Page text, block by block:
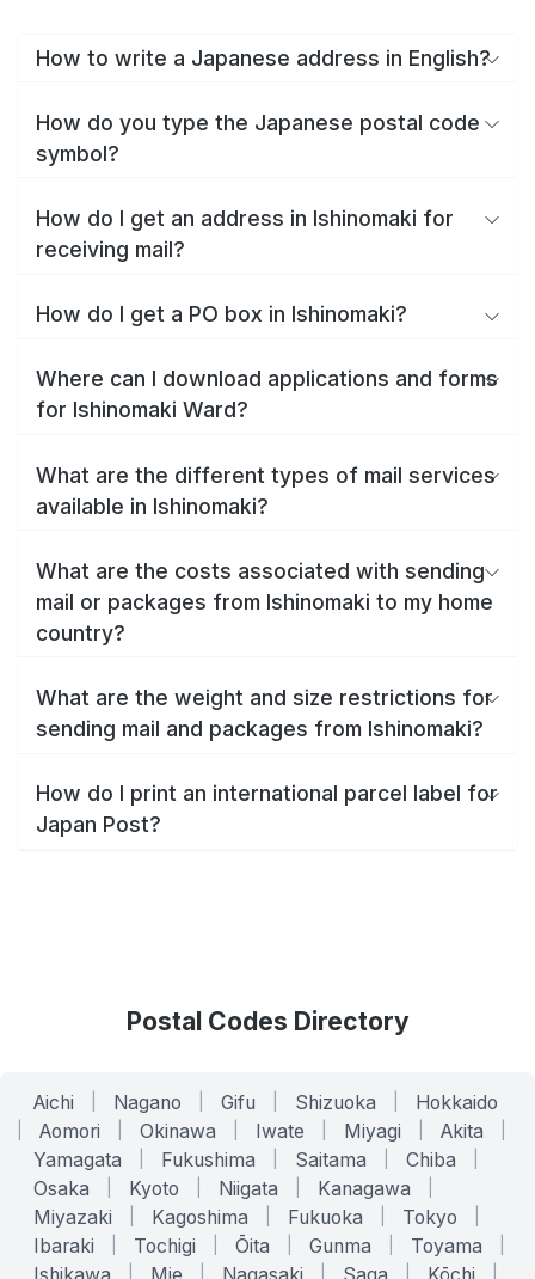
How to write a Japanese address in English?
How do you type the Japanese postal code
symbol?
How do I get an address in Ishinomaki for
receiving mail?
How do I get a PO box in Ishinomaki?
Where can I download applications and forms
for Ishinomaki Ward?
What are the different types of mail services
available in Ishinomaki?
What are the costs associated with sending
mail or packages from Ishinomaki to my home
country?
What are the weight and size restrictions for
sending mail and packages from Ishinomaki?
How do I print an international parcel label for
Japan Post?
Postal Codes Directory
Aichi Nagano Gifu Shizuoka Hokkaido
Aomori Okinawa Iwate Miyagi Akita
Yamagata Fukushima Saitama Chiba
Osaka Kyoto Niigata Kanagawa
Miyazaki Kagoshima Fukuoka Tokyo
Ibaraki Tochigi Ōita Gunma Toyama
Ishikawa Mie Nagasaki Saga Kōchi